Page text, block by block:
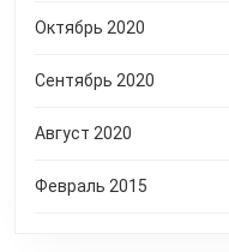
Октябрь 2020
Сентябрь 2020
Август 2020
Февраль 2015